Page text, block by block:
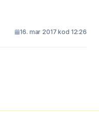
16. mar 2017 kod 12:26